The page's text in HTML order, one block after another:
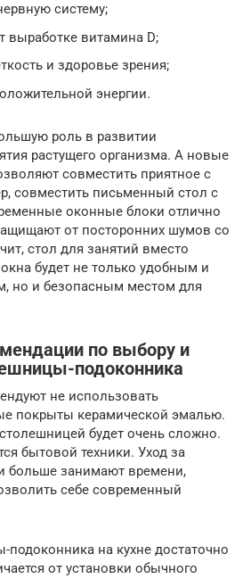
систему;
выработке витамина D;
и здоровье зрения;
энергии.
роль в развитии
растущего организма. А новые
совместить приятное с
совместить письменный стол с
оконные блоки отлично
от посторонних шумов со
стол для занятий вместо
будет не только удобным и
но и безопасным местом для
по выбору и
подоконника
не использовать
покрыты керамической эмалью.
будет очень сложно.
бытовой техники. Уход за
больше занимают времени,
себе современный
на кухне достаточно
от установки обычного